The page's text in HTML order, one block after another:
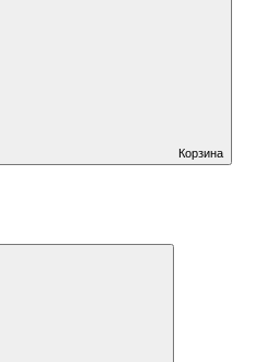
Корзина